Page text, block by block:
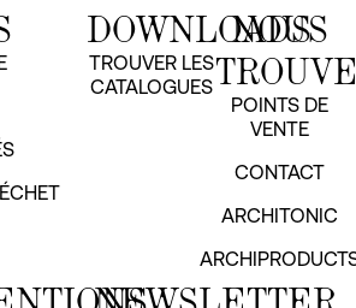
DOWNLOADS
TROUVER LES
CATALOGUES
NOUS
POINTS DE
VENTE
CONTACT
ARCHITONIC